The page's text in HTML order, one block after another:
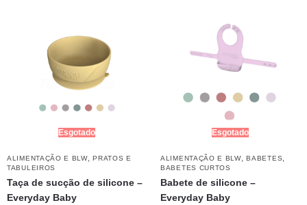
Esgotado
ALIMENTAÇÃO E BLW,PRATOS E
TABULEIROS
Taça de sucção de silicone –
Everyday Baby
Esgotado
ALIMENTAÇÃO E BLW,BABETES
BABETES CURTOS
Babete de silicone –
Everyday Baby